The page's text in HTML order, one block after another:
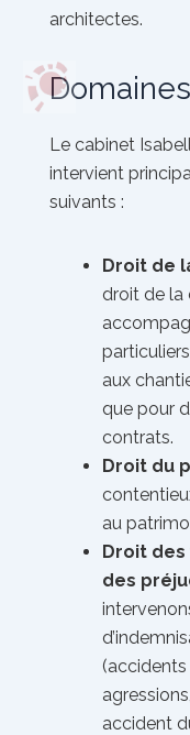
architectes.
Le cabinet
intervient
suivants :
Droit de
droit de la
aux
que pour
contrats.
Droit du
au
Droit
des
(accidents
accident